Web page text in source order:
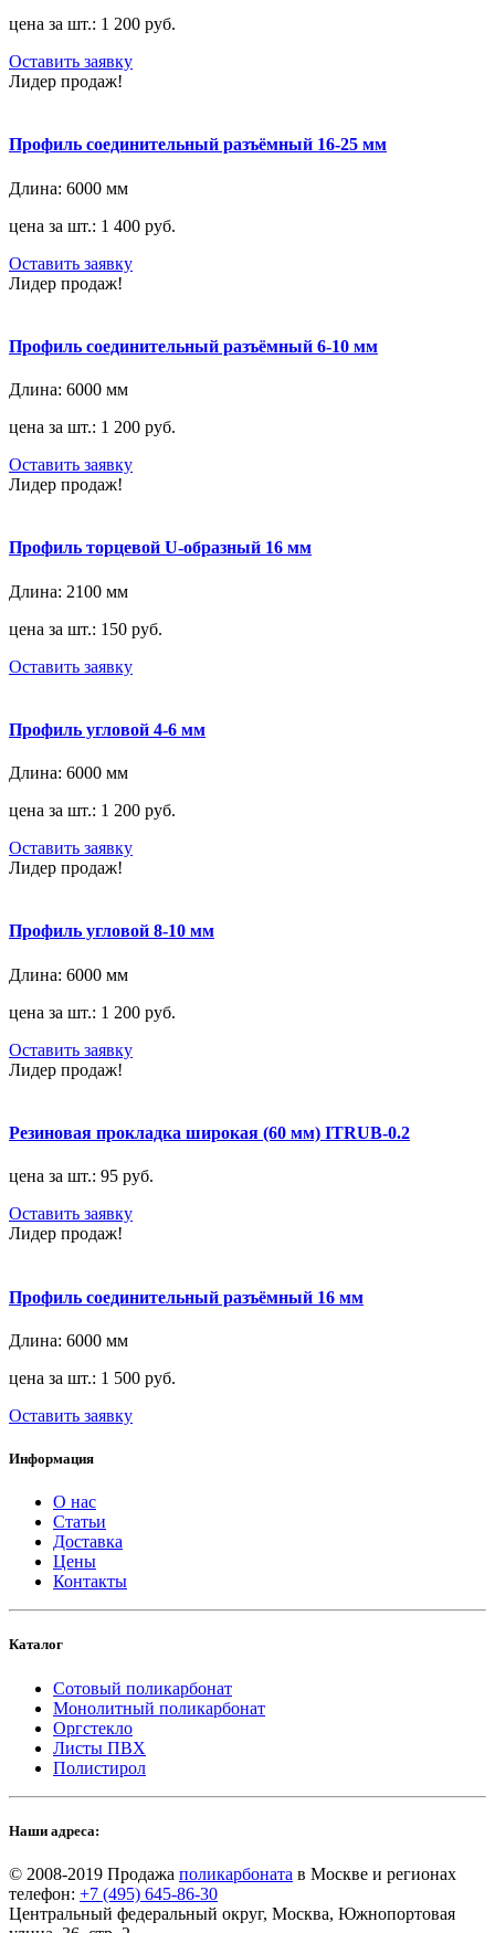
цена за шт.: 1 200 руб.
Оставить заявку
Лидер продаж!
Профиль соединительный разъёмный 16-25 мм
Длина: 6000 мм
цена за шт.: 1 400 руб.
Оставить заявку
Лидер продаж!
Профиль соединительный разъёмный 6-10 мм
Длина: 6000 мм
цена за шт.: 1 200 руб.
Оставить заявку
Лидер продаж!
Профиль торцевой U-образный 16 мм
Длина: 2100 мм
цена за шт.: 150 руб.
Оставить заявку
Профиль угловой 4-6 мм
Длина: 6000 мм
цена за шт.: 1 200 руб.
Оставить заявку
Лидер продаж!
Профиль угловой 8-10 мм
Длина: 6000 мм
цена за шт.: 1 200 руб.
Оставить заявку
Лидер продаж!
Резиновая прокладка широкая (60 мм) ITRUB-0.2
цена за шт.: 95 руб.
Оставить заявку
Лидер продаж!
Профиль соединительный разъёмный 16 мм
Длина: 6000 мм
цена за шт.: 1 500 руб.
Оставить заявку
Информация
О нас
Статьи
Доставка
Цены
Контакты
Каталог
Сотовый поликарбонат
Монолитный поликарбонат
Оргстекло
Листы ПВХ
Полистирол
Наши адреса:
© 2008-2019 Продажа поликарбоната в Москве и регионах
телефон: +7 (495) 645-86-30
Центральный федеральный округ, Москва, Южнопортовая